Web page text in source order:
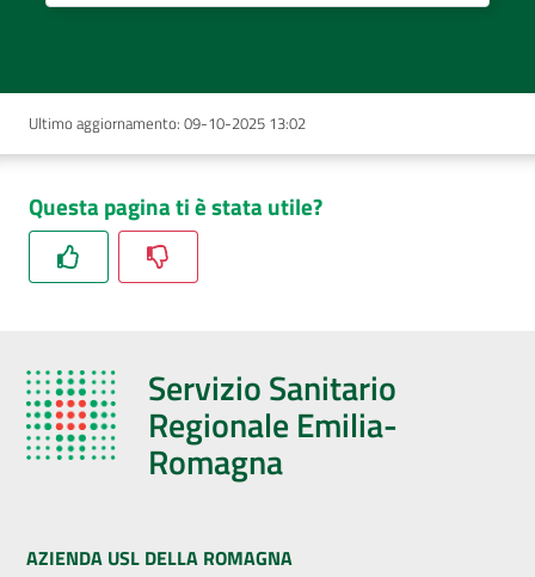
Ultimo aggiornamento: 09-10-2025 13:02
Questa pagina ti è stata utile?
Servizio Sanitario
Regionale Emilia-
Romagna
AZIENDA USL DELLA ROMAGNA